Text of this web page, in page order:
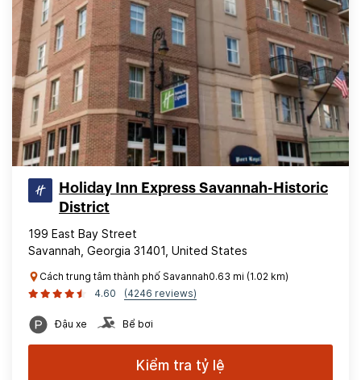
Holiday Inn Express Savannah-Historic
District
199 East Bay Street
Savannah, Georgia 31401, United States
Cách trung tâm thành phố Savannah0.63 mi (1.02 km)
4.60
(4246 reviews)
Đậu xe Bể bơi
Kiểm tra tỷ lệ